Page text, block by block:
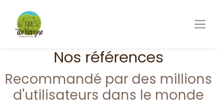
Nos références
Recommandé par des millions
d'utilisateurs dans le monde